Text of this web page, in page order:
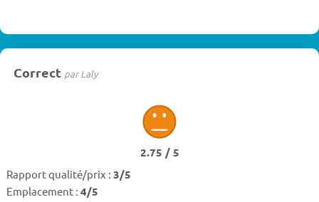
Correct par Laly
2.75 / 5
Rapport qualité/prix : 3/5
Emplacement : 4/5